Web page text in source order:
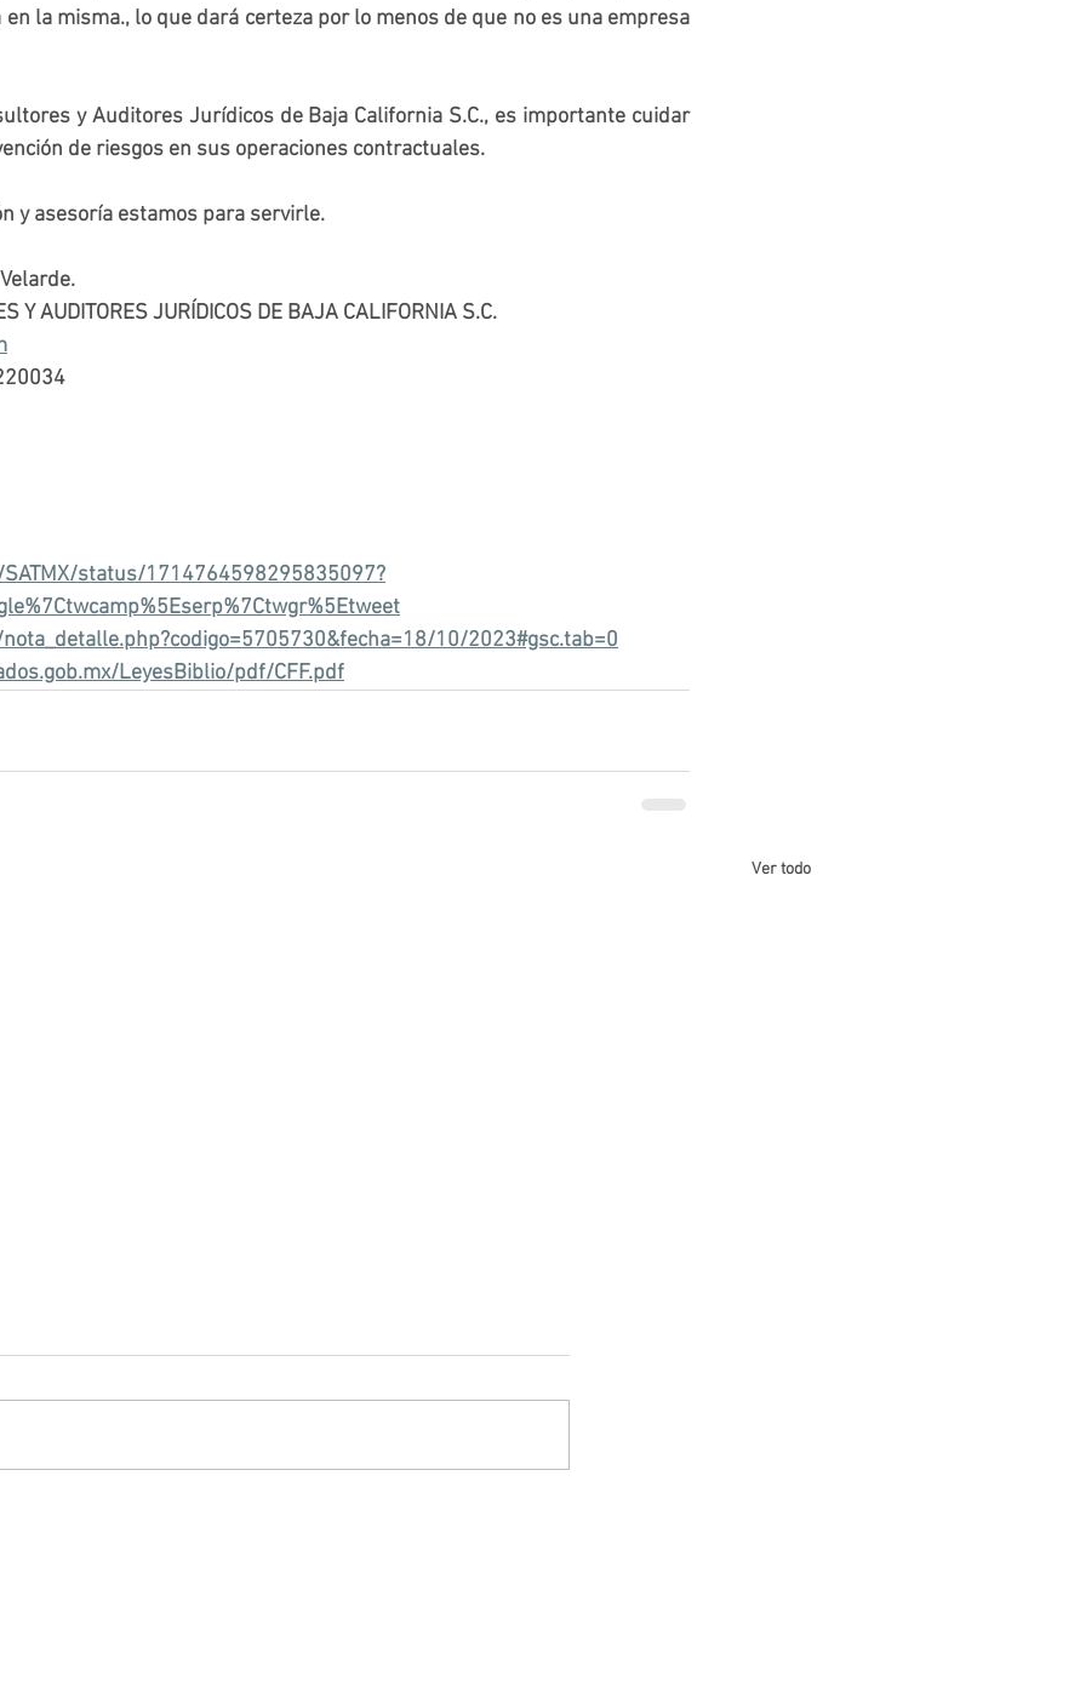
la misma., lo que dará certeza por lo menos de que no es una empresa
y Auditores Jurídicos de Baja California S.C., es importante cuidar
de riesgos en sus operaciones contractuales.
y asesoría estamos para servirle.
Y AUDITORES JURÍDICOS DE BAJA CALIFORNIA S.C.
status/1714764598295835097?
10/2023#gsc.tab=0
LeyesBiblio/pdf/CFF.pdf
Ver todo